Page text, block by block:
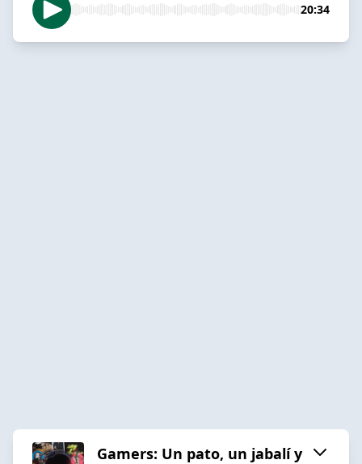
20:34
Gamers: Un pato, un jabalí y